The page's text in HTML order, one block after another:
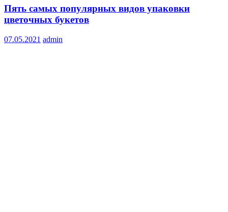
Пять самых популярных видов упаковки
цветочных букетов
07.05.2021 admin